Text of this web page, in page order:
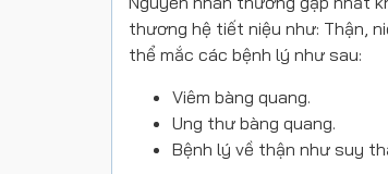
thương hệ tiết niệu như: Thận,
thể mắc các bệnh lý như sau:
Viêm bàng quang.
Ung thư bàng quang.
Bệnh lý về thận như suy